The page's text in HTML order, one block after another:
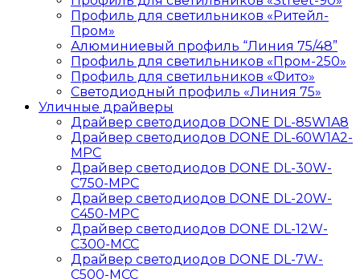
Профиль для светильников «Ритейл-
Пром»
Алюминиевый профиль “Линия 75/48”
Профиль для светильников «Пром-250»
Профиль для светильников «Фито»
Светодиодный профиль «Линия 75»
Уличные драйверы
Драйвер светодиодов DONE DL-85W1A8
Драйвер светодиодов DONE DL-60W1A2-
MPС
Драйвер светодиодов DONE DL-30W-
C750-MPС
Драйвер светодиодов DONE DL-20W-
C450-MPС
Драйвер светодиодов DONE DL-12W-
C300-MCC
Драйвер светодиодов DONE DL-7W-
C500-MCC